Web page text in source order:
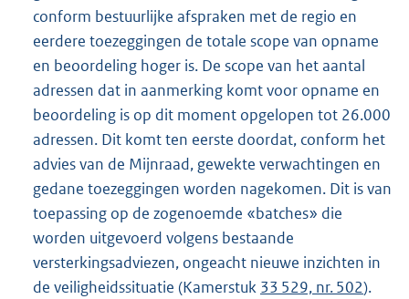
conform bestuurlijke afspraken met de regio en
eerdere toezeggingen de totale scope van opname
en beoordeling hoger is. De scope van het aantal
adressen dat in aanmerking komt voor opname en
beoordeling is op dit moment opgelopen tot 26.000
adressen. Dit komt ten eerste doordat, conform het
advies van de Mijnraad, gewekte verwachtingen en
gedane toezeggingen worden nagekomen. Dit is van
toepassing op de zogenoemde «batches» die
worden uitgevoerd volgens bestaande
versterkingsadviezen, ongeacht nieuwe inzichten in
de veiligheidssituatie (Kamerstuk 33 529, nr. 502).